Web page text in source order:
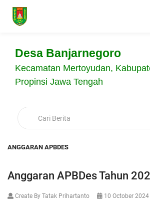
Desa Banjarnegoro
Kecamatan Mertoyudan,
Propinsi Jawa Tengah
ANGGARAN APBDES
Anggaran APBDes Tahun
Create By Tatak Prihartanto 10 October 2024